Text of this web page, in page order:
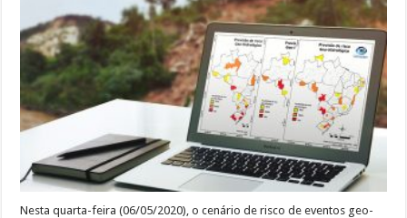
Nesta quarta-feira (06/05/2020), o cenário de risco de eventos geo-